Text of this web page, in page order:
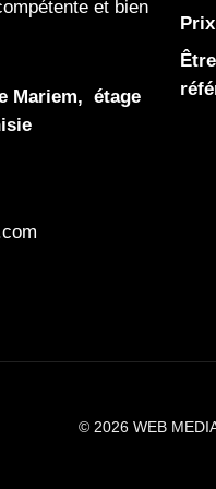
et bien
Mariem, étage
© 2026 WEB